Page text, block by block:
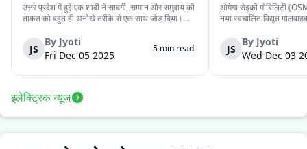
उत्तर प्रदेश में हुई एक शादी ने सादगी, सम्मान और समुदाय की
ताकत को बहुत ही अनोखे तरीके से एक साथ जोड़ दिया।
वाहन की व्यवस्था करने के लिये पर्याप्त साधन नहीं थे।
लेकिन दोस्ती की भावना ने उस...
JS
By Jyoti
Fri Dec 05 2025
5 min read
ओमेगा सेइकी मोबिलिटी
नया स्वचालित विद्युत
के स्वचालित यात्री संस्करण
लिये प्रस्तुत किया गया दूसरा
JS
By Jyoti
Wed Dec 03
इलेक्ट्रिक न्यूज़